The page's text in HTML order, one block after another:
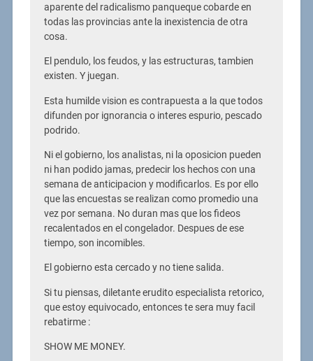
aparente del radicalismo panqueque cobarde en
todas las provincias ante la inexistencia de otra
cosa.
El pendulo, los feudos, y las estructuras, tambien
existen. Y juegan.
Esta humilde vision es contrapuesta a la que todos
difunden por ignorancia o interes espurio, pescado
podrido.
Ni el gobierno, los analistas, ni la oposicion pueden
ni han podido jamas, predecir los hechos con una
semana de anticipacion y modificarlos. Es por ello
que las encuestas se realizan como promedio una
vez por semana. No duran mas que los fideos
recalentados en el congelador. Despues de ese
tiempo, son incomibles.
El gobierno esta cercado y no tiene salida.
Si tu piensas, diletante erudito especialista retorico,
que estoy equivocado, entonces te sera muy facil
rebatirme :
SHOW ME MONEY.